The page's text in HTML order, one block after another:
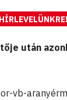
után
vb-